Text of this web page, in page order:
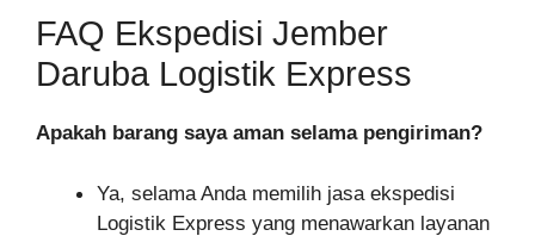
FAQ Ekspedisi Jember
Daruba Logistik Express
Apakah barang saya aman selama pengiriman?
Ya, selama Anda memilih jasa ekspedisi
Logistik Express yang menawarkan layanan